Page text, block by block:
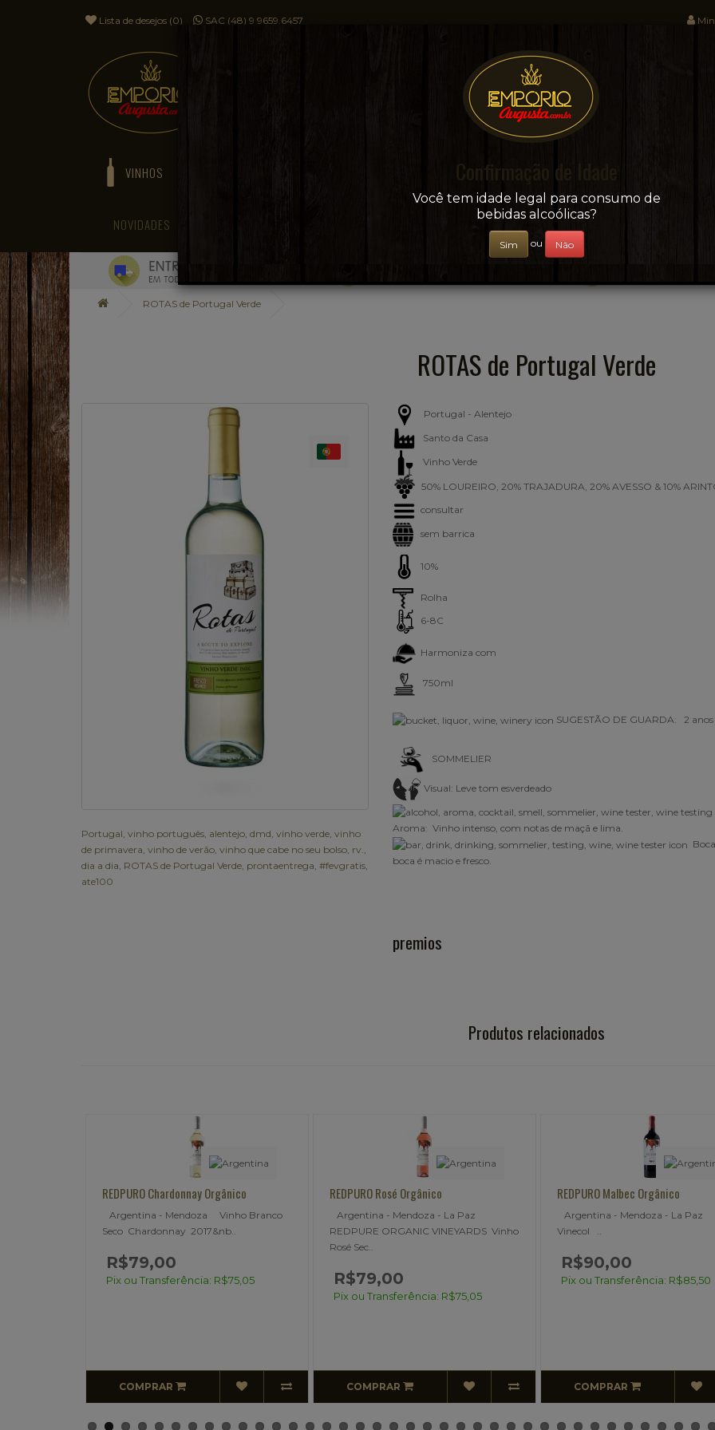
Lista de desejos (0) SAC (48) 9 9659.6457
Sua conveniência e adega on-line!
VINHOS + BEBIDAS
NOVIDADES
ROTAS de Portugal Verde
ROTAS de Portugal Verde
Portugal vinho português alentejo dmd vinho verde vinho
de primavera vinho de verão vinho que cabe no seu bolso rv.
dia a dia ROTAS de Portugal Verde prontaentrega #fevgratis
ate100
Portugal - Alentejo
Santo da Casa
Vinho Verde
50% LOUREIRO, 20% TRAJADURA, 20% AVESSO & 10%
consultar
sem barrica
10%
Rolha
6-8C
Harmoniza com
750ml
SUGESTÃO DE GUARDA: 2 anos
SOMMELIER
Visual: Leve tom esverdeado
Aroma: Vinho intenso, com notas de maçã e lima.
boca é macio e fresco.
premios
Produtos relacionados
REDPURO Rosé Orgânico
Argentina - Mendoza - La Paz
REDPURE ORGANIC VINEYARDS Vinho
R$79,00
COMPRAR
REDPURO Malbec Orgânico
Argentina - Mendoza - La Paz
Vinecol ..
Pix ou Transferência: R$85,50
COMPRAR
REDPURO RED Blend Orgânico
Argentina - Mendoza
Tinto Seco Malbec, Cabernet ..
R$90,00
Pix ou Transferência:
COMPRAR
Confirmação de Idade
Você tem idade legal para consumo de
bebidas alcoólicas?
Sim ou Não